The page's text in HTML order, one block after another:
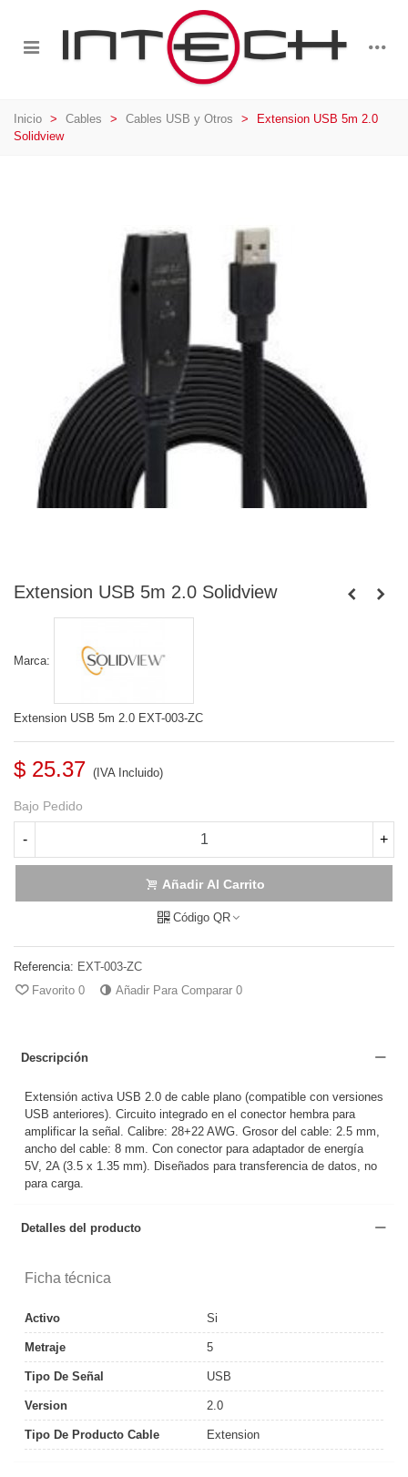
Inicio > Cables > Cables USB y Otros >
Extension USB 5m 2.0
Solidview
Extension USB 5m 2.0 Solidview
Marca:
Extension USB 5m 2.0 EXT-003-ZC
$ 25.37 (IVA Incluido)
Bajo Pedido
- +
Añadir Al Carrito
Código QR
Referencia: EXT-003-ZC
Favorito 0 Añadir Para Comparar 0
Descripción
Extensión activa USB 2.0 de cable plano (compatible con versiones
USB anteriores). Circuito integrado en el conector hembra para
amplificar la señal. Calibre: 28+22 AWG. Grosor del cable: 2.5 mm,
ancho del cable: 8 mm. Con conector para adaptador de energía
5V, 2A (3.5 x 1.35 mm). Diseñados para transferencia de datos, no
para carga.
Detalles del producto
Ficha técnica
Activo Si
Metraje 5
Tipo De Señal USB
Version 2.0
Tipo De Producto Cable Extension